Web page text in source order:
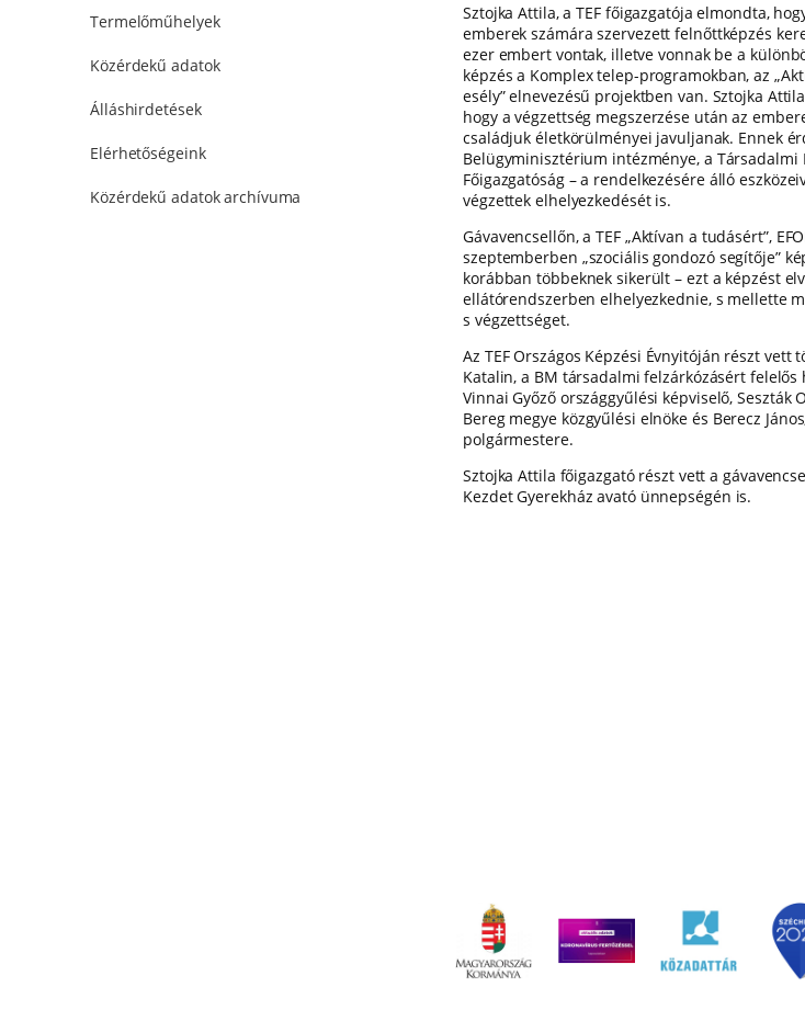
Termelőműhelyek
Közérdekű adatok
Álláshirdetések
Elérhetőségeink
Közérdekű adatok archívuma
Sztojka Attila, a TEF főigazgatója elmondta,
emberek számára szervezett felnőttképzés
ezer embert vontak, illetve vonnak bea
képzés a Komplex telep-programokban, az
esély” elnevezésű projektben van. Sztojka
hogy a végzettség megszerzése után az
családjuk életkörülményei javuljanak. Ennek
Belügyminisztérium intézménye, a Társadalmi
Főigazgatóság – a rendelkezésére álló
végzettek elhelyezkedését is.
Gávavencsellőn, a TEF „Aktívan a tudásért”,
szeptemberben „szociális gondozó segítője”
korábban többeknek sikerült ­– ezt a képzést
ellátórendszerben elhelyezkednie, s mellette
s végzettséget.
Az TEF Országos Képzési Évnyitóján részt vett
Katalin, a BM társadalmi felzárkózásért
Vinnai Győző országgyűlési képviselő, Seszták
Bereg megye közgyűlési elnöke és Berecz
polgármestere.
Sztojka Attila főigazgató részt vett a
Kezdet Gyerekház avató ünnepségén is.